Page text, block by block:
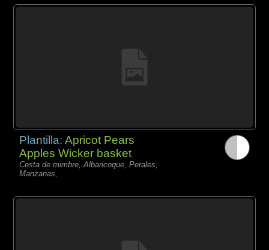
Plantilla:Apricot Pears
Apples Wicker basket
Cesta de mimbre, Albaricoque, Perales,
Manzanas,